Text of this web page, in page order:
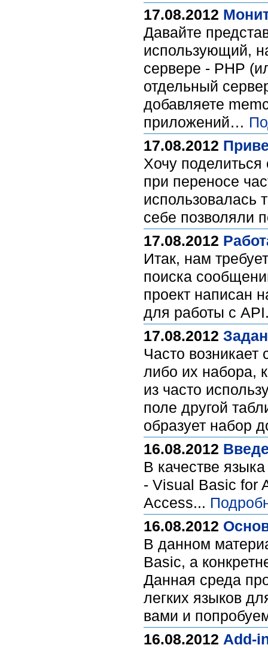
17.08.2012
Давайте
использующий,
сервере - PHP
отдельный
добавляете
приложений…
17.08.2012
Хочу
при переносе
использовалась
себе позволяли
17.08.2012
Итак, нам
поиска
проект написан
для работы с
17.08.2012
Часто возникает
либо их набора,
из часто
поле другой
образует набор
16.08.2012
В качестве
- Visual Basic for
Access...
16.08.2012
В данном
Basic, а
Данная среда
легких языков
вами и
16.08.2012 Add-